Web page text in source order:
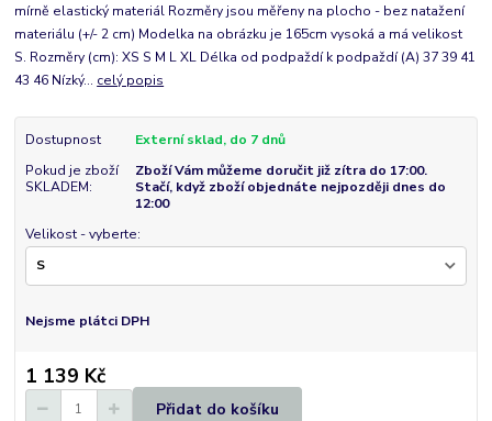
mírně elastický materiál Rozměry jsou měřeny na plocho - bez natažení
materiálu (+/- 2 cm) Modelka na obrázku je 165cm vysoká a má velikost
S. Rozměry (cm): XS S M L XL Délka od podpaždí k podpaždí (A) 37 39 41
43 46 Nízký... celý popis
Dostupnost
Externí sklad, do 7 dnů
Pokud je zboží
SKLADEM:
Zboží Vám můžeme doručit již zítra do 17:00.
Stačí, když zboží objednáte nejpozději dnes do
12:00
Velikost - vyberte:
Nejsme plátci DPH
1 139 Kč
Přidat do košíku